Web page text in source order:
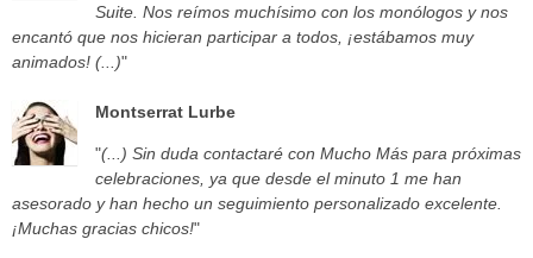
Suite. Nos reímos muchísimo con los monólogos y nos
encantó que nos hicieran participar a todos, ¡estábamos muy
animados! (...)"
Montserrat Lurbe
"(...) Sin duda contactaré con Mucho Más para próximas
celebraciones, ya que desde el minuto 1 me han
asesorado y han hecho un seguimiento personalizado excelente.
¡Muchas gracias chicos!"